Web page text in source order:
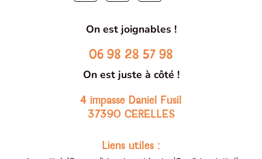
On est joignables !
06 98 28 57 98
On est juste à côté !
4 impasse Daniel Fusil
37390 CERELLES
Liens utiles :